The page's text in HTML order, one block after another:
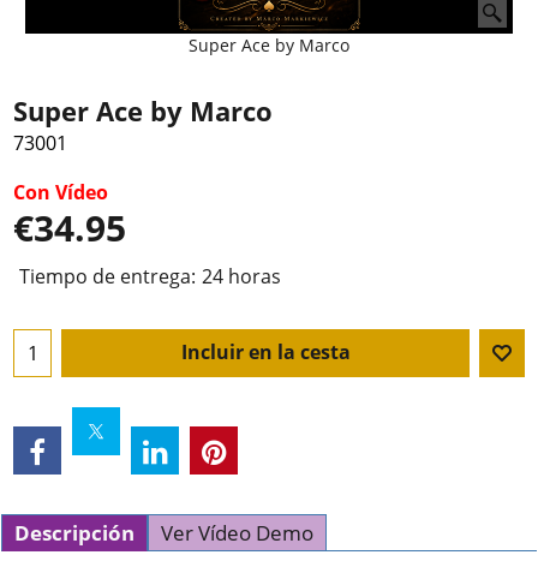
Super Ace by Marco
Super Ace by Marco
73001
Con Vídeo
€34.95
Tiempo de entrega: 24 horas
Incluir en la cesta
Descripción Ver Vídeo Demo